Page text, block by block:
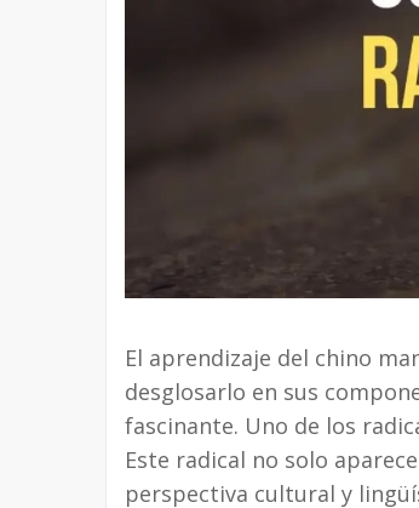
El aprendizaje del chino
desglosarlo en sus
fascinante. Uno de los
Este radical no solo
perspectiva cultural y